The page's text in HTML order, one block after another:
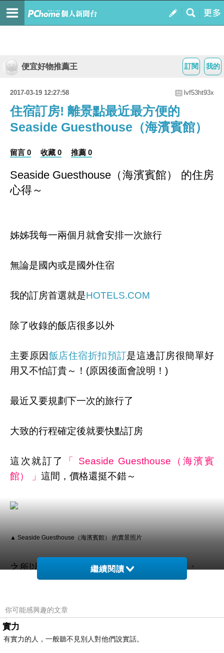
我的
訂閱
便宜好物推薦王
2017-03-19 12:27:58 lvf53ht93x
住宿訂房! 離景點最近最方便的
Seaside Guesthouse（海濱賓館）
留言 0 收藏 0 推薦 0
Seaside Guesthouse（海濱賓館） 的住房
心得～
姊姊我每一兩個月就會安排一次旅行
無論是國內或是國外住宿
我的訂房首選就是HOTELS.COM
除了收錄的飯店很多以外
主要原因飯店住宿折扣預訂是這邊訂房很簡單好
用又不怕訂貴～！(原因後面會說明！)
最近又要規劃下一次的旅行了
大致的行程確定後就要快點訂房
這次就訂了
「 Seaside Guesthouse（海濱賓
館） 」 這間，價格還挺不錯～
▲ Seaside Guesthouse（海濱賓館） 的實景照片
之所以訂房首選是 HOTELS.COM 原因有二：
這個算是hotels的常駐活動！累積10晚 即可獲得
免費住宿1晚！(無使用優惠碼即可累積)
繼續閱讀
你可能感興趣的文章
實力
有實力的人，一般聽不見別人對他們說實話。